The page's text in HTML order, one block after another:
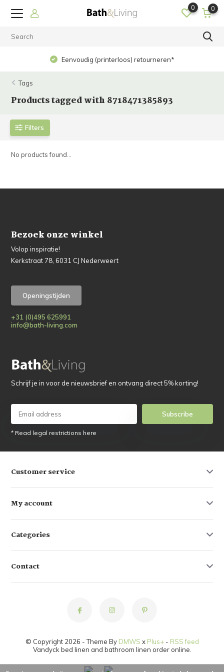
0 0
Eenvoudig (printerloos) retourneren*
Tags
Products tagged with 8718471385893
Filters
No products found...
Bezoek onze winkel
Volop inspiratie!
Kerkstraat 78, 6031 CJ Nederweert
Openingstijden
+31 (0)495 625991
info@bath-living.com
Schrijf je in voor de nieuwsbrief en ontvang direct 5% korting!
Subscribe
* Read legal restrictions here
Customer service
My account
Categories
Contact
© Copyright 2026 - Theme By DMWS x Plus+- RSS feed
Vandyck bed linen and bathroom linen order online.